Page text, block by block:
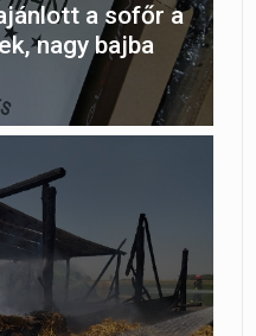
a sofőr a
nagy bajba